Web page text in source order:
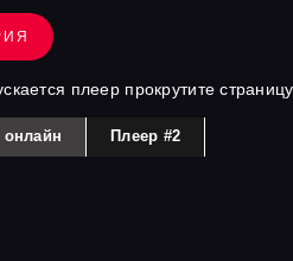
плеер прокрутите
Плеер #2